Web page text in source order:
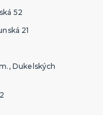
52
21
Dukelských